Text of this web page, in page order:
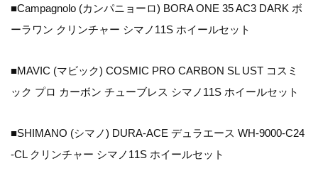
■Campagnolo (カンパニョーロ) BORA ONE 35 AC3 DARK ボ
ーラワン クリンチャー シマノ11S ホイールセット
■MAVIC (マビック) COSMIC PRO CARBON SL UST コスミ
ック プロ カーボン チューブレス シマノ11S ホイールセット
■SHIMANO (シマノ) DURA-ACE デュラエース WH-9000-C24
-CL クリンチャー シマノ11S ホイールセット